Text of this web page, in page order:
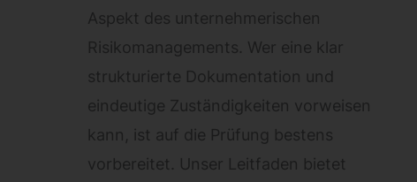
Aspekt des unternehmerischen
Risikomanagements. Wer eine klar
strukturierte Dokumentation und
eindeutige Zuständigkeiten vorweisen
kann, ist auf die Prüfung bestens
vorbereitet. Unser Leitfaden bietet